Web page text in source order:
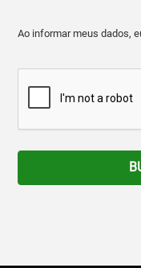
Ao informar meus dados,